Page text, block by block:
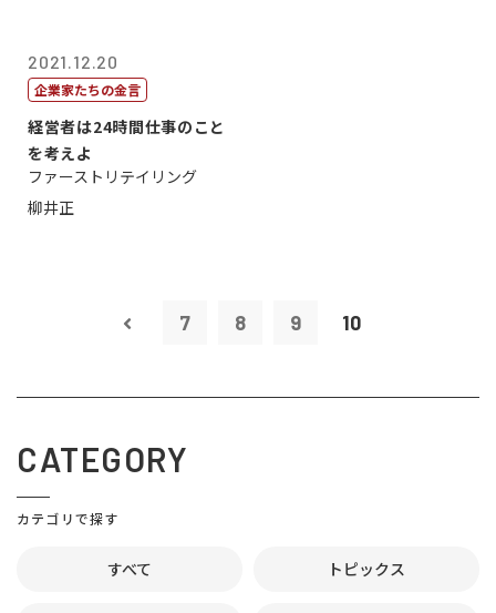
2021.12.20
企業家たちの金言
経営者は24時間仕事のこと
を考えよ
ファーストリテイリング
柳井正
7 8 9 10
CATEGORY
カテゴリで探す
すべて トピックス